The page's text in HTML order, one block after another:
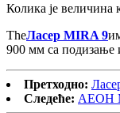
Колика је величина
TheЛасер MIRA 9
900 мм са подизање
Претходно:
Следеће: АЕОН